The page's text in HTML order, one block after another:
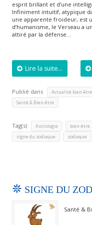
esprit brillant et d’une
Infiniment intuitif, atypique
une apparente froideur, est
d’humanisme, le Verseau a
attiré par la défense…
Lire la suite...
Publié dans Actualité bien-être
Santé & Bien-être
Tag(s) Astrologie bien-être.
signe du zodiaque zodiaque
SIGNE DU
Santé &